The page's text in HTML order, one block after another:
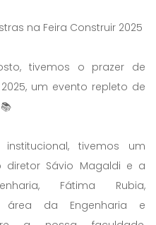
na Feira Construir 2025
tivemos o prazer de
um evento repleto de
tivemos um
Sávio Magaldi e a
Fátima Rubia,
área da Engenharia e